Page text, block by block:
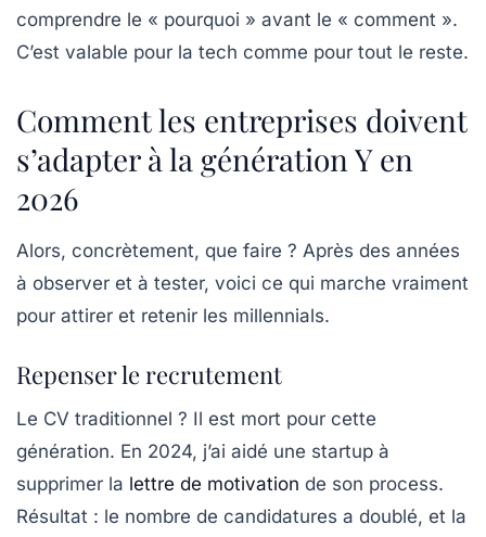
comprendre le « pourquoi » avant le « comment ».
C’est valable pour la tech comme pour tout le reste.
Comment les entreprises doivent
s’adapter à la génération Y en
2026
Alors, concrètement, que faire ? Après des années
à observer et à tester, voici ce qui marche vraiment
pour attirer et retenir les millennials.
Repenser le recrutement
Le CV traditionnel ? Il est mort pour cette
génération. En 2024, j’ai aidé une startup à
supprimer la lettre de motivation de son process.
Résultat : le nombre de candidatures a doublé, et la